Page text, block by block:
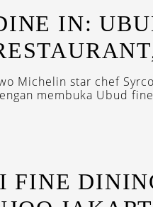
IN:
Michelin star chef
membuka Ubud
FINE